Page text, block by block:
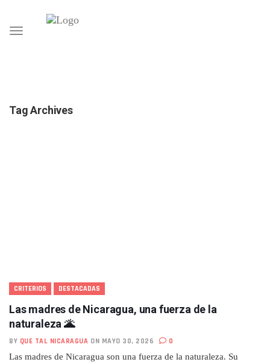
Toggle
Tag Archives
CRITERIOS DESTACADAS
Las madres de Nicaragua, una fuerza de la
naturaleza 🌋
BY QUE TAL NICARAGUA ON MAYO 30, 2026 0
Las madres de Nicaragua son una fuerza de la naturaleza. Su